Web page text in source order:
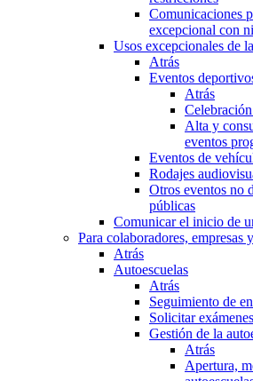
Comunicaciones
excepcional con
Usos excepcionales de
Atrás
Eventos
Atrás
Alta y
eventos
Eventos de
Rodajes
Otros eventos no
públicas
Comunicar el inicio de
Para colaboradores, empresas
Atrás
Autoescuelas
Atrás
Seguimiento de
Solicitar
Gestión de la
Atrás
Apertura,